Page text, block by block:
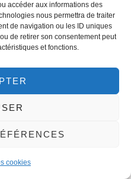
accéder aux informations des
nous permettra de traiter
de navigation ou les ID uniques
de retirer son consentement peut
et fonctions.
cookies
concert de la saison pour